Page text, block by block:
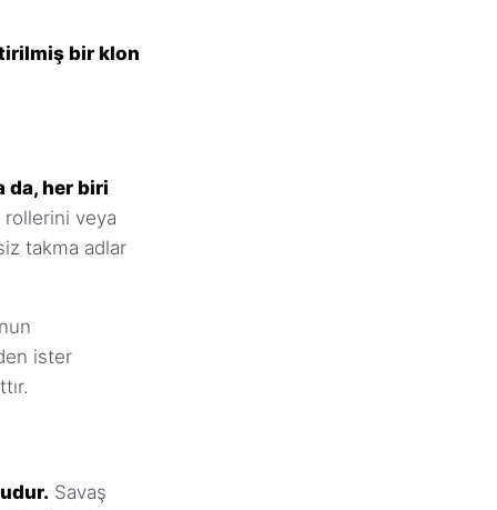
bir klon
da, her biri
veya
takma adlar
ister
Savaş